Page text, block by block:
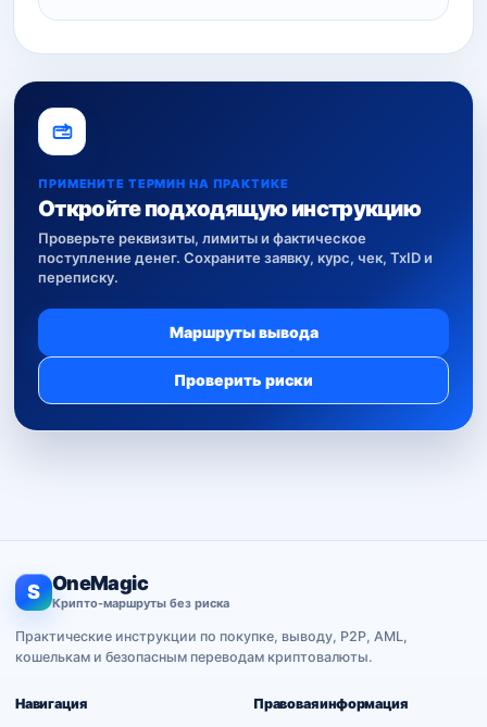
ПРИМЕНИТЕ ТЕРМИН НА ПРАКТИКЕ
Откройте подходящую инструкцию
Проверьте реквизиты, лимиты и фактическое
поступление денег. Сохраните заявку, курс, чек, TxID и
переписку.
Маршруты вывода
Проверить риски
S OneMagic
Крипто-маршруты без риска
Практические инструкции по покупке, выводу, P2P, AML,
кошелькам и безопасным переводам криптовалюты.
Навигация
Правовая информация